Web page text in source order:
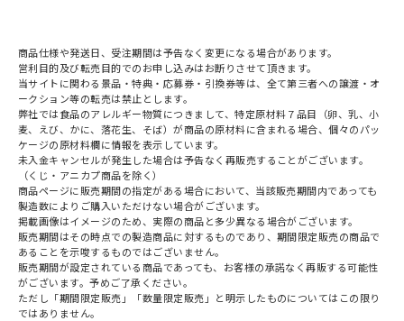
商品仕様や発送日、受注期間は予告なく変更になる場合があります。
営利目的及び転売目的でのお申し込みはお断りさせて頂きます。
当サイトに関わる景品・特典・応募券・引換券等は、全て第三者への譲渡・オ
ークション等の転売は禁止とします。
弊社では食品のアレルギー物質につきまして、特定原材料７品目（卵、乳、小
麦、えび、かに、落花生、そば）が商品の原材料に含まれる場合、個々のパッ
ケージの原材料欄に情報を表示しています。
未入金キャンセルが発生した場合は予告なく再販売することがございます。
（くじ・アニカプ商品を除く）
商品ページに販売期間の指定がある場合において、当該販売期間内であっても
製造数によりご購入いただけない場合がございます。
掲載画像はイメージのため、実際の商品と多少異なる場合がございます。
販売期間はその時点での製造商品に対するものであり、期間限定販売の商品で
あることを示唆するものではございません。
販売期間が設定されている商品であっても、お客様の承諾なく再販する可能性
がございます。予めご了承ください。
ただし「期間限定販売」「数量限定販売」と明示したものについてはこの限り
ではありません。